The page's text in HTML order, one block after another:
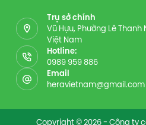
Trụ sở chính
Vũ Hựu, Phường Lê Thanh
Việt Nam
Hotline:
0989 959 886
Email
heravietnam@gmail.com
Copyright © 2026 - Công ty